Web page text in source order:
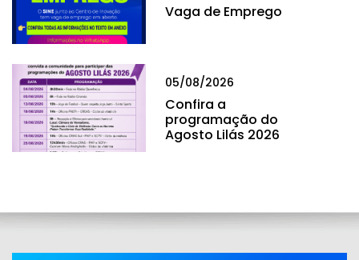
Vaga de Emprego
05/08/2026
Confira a
programação do
Agosto Lilás 2026